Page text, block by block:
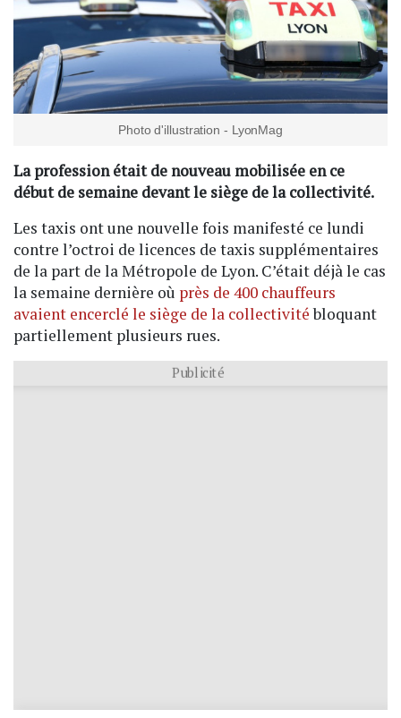
Photo d'illustration - LyonMag
La profession était de nouveau mobilisée en ce
début de semaine devant le siège de la collectivité.
Les taxis ont une nouvelle fois manifesté ce lundi
contre l’octroi de licences de taxis supplémentaires
de la part de la Métropole de Lyon. C’était déjà le cas
la semaine dernière où près de 400 chauffeurs
avaient encerclé le siège de la collectivitébloquant
partiellement plusieurs rues.
Publicité